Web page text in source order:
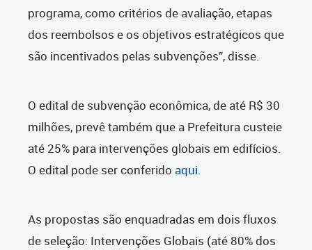
programa, como critérios de avaliação, etapas
dos reembolsos e os objetivos estratégicos que
são incentivados pelas subvenções”, disse.
O edital de subvenção econômica, de até R$ 30
milhões, prevê também que a Prefeitura custeie
até 25% para intervenções globais em edifícios.
O edital pode ser conferido aqui
As propostas são enquadradas em dois fluxos
de seleção: Intervenções Globais (até 80% dos